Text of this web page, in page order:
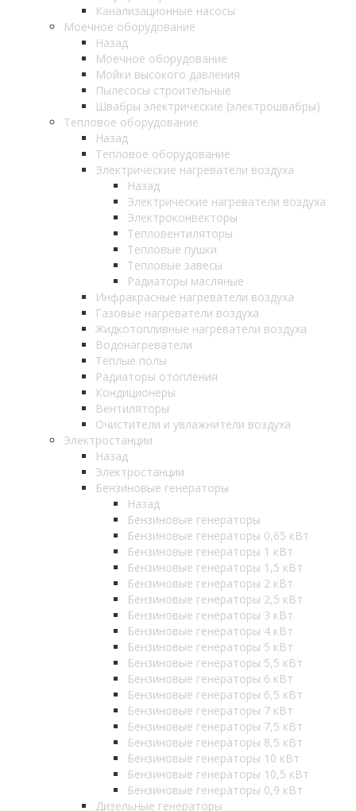
Канализационные насосы
Моечное оборудование
Назад
Моечное оборудование
Мойки высокого давления
Пылесосы строительные
Швабры электрические (электрошвабры)
Тепловое оборудование
Назад
Тепловое оборудование
Электрические нагреватели воздуха
Назад
Электрические нагреватели воздуха
Электроконвекторы
Тепловентиляторы
Тепловые пушки
Тепловые завесы
Радиаторы масляные
Инфракрасные нагреватели воздуха
Газовые нагреватели воздуха
Жидкотопливные нагреватели воздуха
Водонагреватели
Тёплые полы
Радиаторы отопления
Кондиционеры
Вентиляторы
Очистители и увлажнители воздуха
Электростанции
Назад
Электростанции
Бензиновые генераторы
Назад
Бензиновые генераторы
Бензиновые генераторы 0,65 кВт
Бензиновые генераторы 1 кВт
Бензиновые генераторы 1,5 кВт
Бензиновые генераторы 2 кВт
Бензиновые генераторы 2,5 кВт
Бензиновые генераторы 3 кВт
Бензиновые генераторы 4 кВт
Бензиновые генераторы 5 кВт
Бензиновые генераторы 5,5 кВт
Бензиновые генераторы 6 кВт
Бензиновые генераторы 6,5 кВт
Бензиновые генераторы 7 кВт
Бензиновые генераторы 7,5 кВт
Бензиновые генераторы 8,5 кВт
Бензиновые генераторы 10 кВт
Бензиновые генераторы 10,5 кВт
Бензиновые генераторы 0,9 кВт
Дизельные генераторы